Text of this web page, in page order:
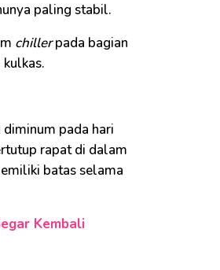
paling stabil.
chillerpada bagian
pada hari
rapat di dalam
batas selama
Kembali